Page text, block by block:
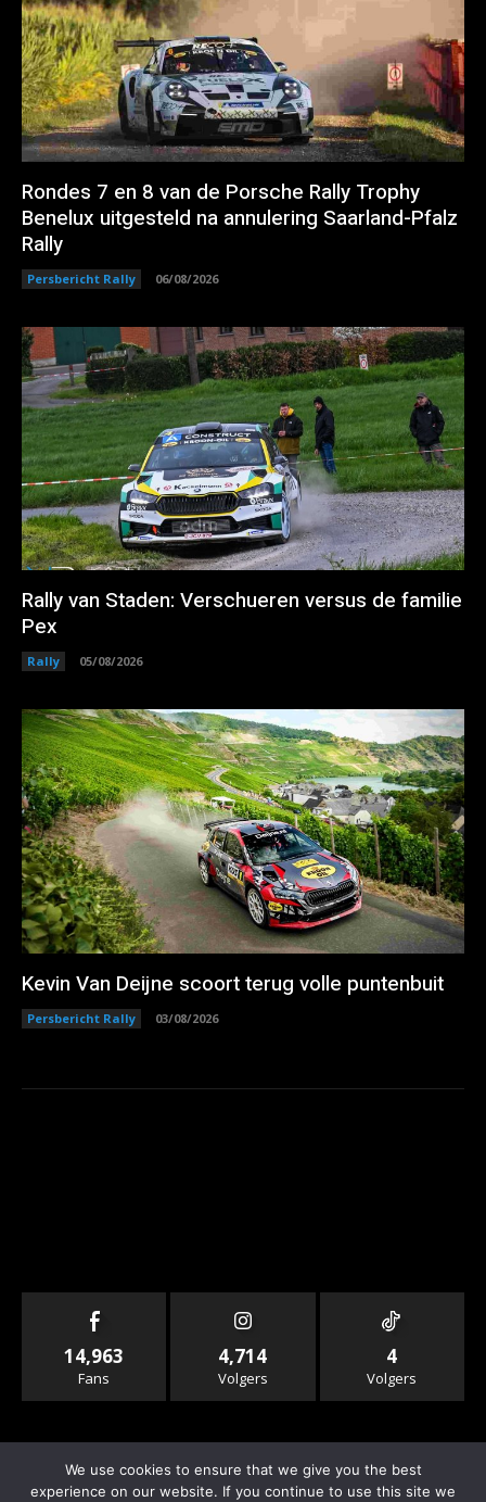
Rondes 7 en 8 van de Porsche Rally Trophy
Benelux uitgesteld na annulering Saarland-Pfalz
Rally
Persbericht Rally 06/08/2026
Rally van Staden: Verschueren versus de familie
Pex
Rally 05/08/2026
Kevin Van Deijne scoort terug volle puntenbuit
Persbericht Rally 03/08/2026
14,963
Fans
4,714
Volgers
4
Volgers
We use cookies to ensure that we give you the best
experience on our website. If you continue to use this site we